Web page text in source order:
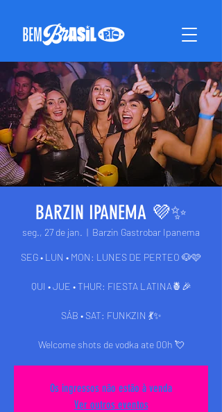
BARZIN IPANEMA 💜✨
seg., 27 de jan.
  |
Barzin Gastrobar Ipanema
SEG • LUN • MON: LUNES DE PERTEO 🐶🩷
QUI • JUE • THUR: FIESTA LATINA🍍🎉
SÁB • SAT: FUNKZIN 💃✨
Welcome shots de vodka ate 00h 💘
Os ingressos não estão à venda
Ver outros eventos